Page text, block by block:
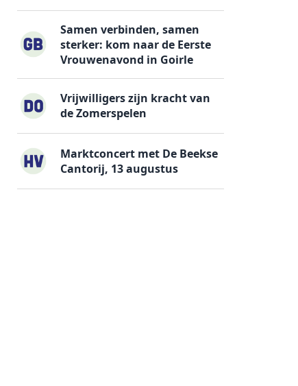
Samen verbinden, samen
sterker: kom naar de Eerste
Vrouwenavond in Goirle
Vrijwilligers zijn kracht van
de Zomerspelen
Marktconcert met De Beekse
Cantorij, 13 augustus